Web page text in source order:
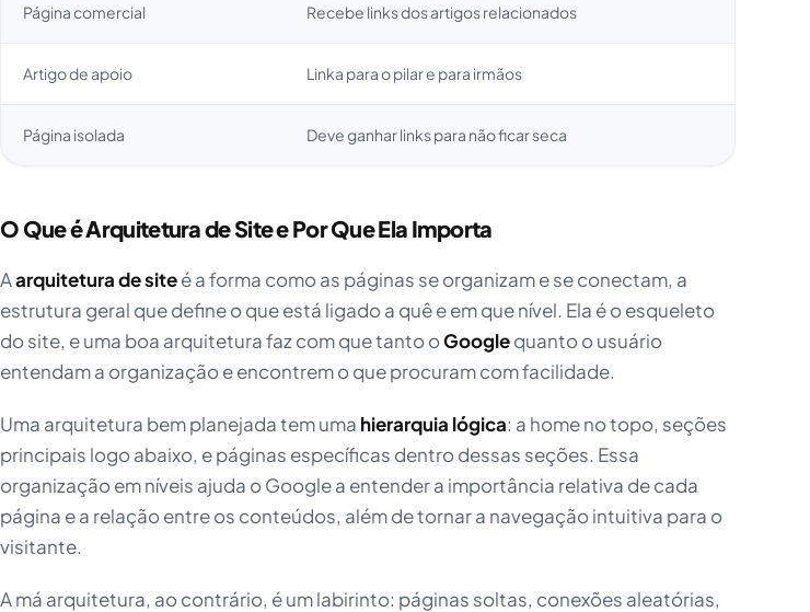
Página comercial Recebe links dos artigos relacionados
Artigo de apoio Linka para o pilar e para irmãos
Página isolada Deve ganhar links para não ficar seca
O Que é Arquitetura de Site e Por Que Ela Importa
Aarquitetura de siteé a forma como as páginas se organizam e se conectam, a
estrutura geral que define o que está ligado a quê e em que nível. Ela é o esqueleto
do site, e uma boa arquitetura faz com que tanto oGooglequanto o usuário
entendam a organização e encontrem o que procuram com facilidade.
Uma arquitetura bem planejada tem uma hierarquia lógica: a home no topo, seções
principais logo abaixo, e páginas específicas dentro dessas seções. Essa
organização em níveis ajuda o Google a entender a importância relativa de cada
página e a relação entre os conteúdos, além de tornar a navegação intuitiva para o
visitante.
A má arquitetura, ao contrário, é um labirinto: páginas soltas, conexões aleatórias,